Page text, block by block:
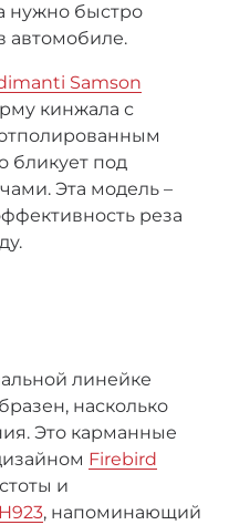
нужно быстро
автомобиле.
Samson
кинжала с
бликует под
Эта модель –
реза
линейке
насколько
Это карманные
Firebird
и
, напоминающий